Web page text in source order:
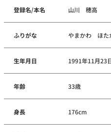
登録名/本名 山川 穂高
ふりがな やまかわ ほた
生年月日 1991年11月23
年齢 33歳
身長 176cm